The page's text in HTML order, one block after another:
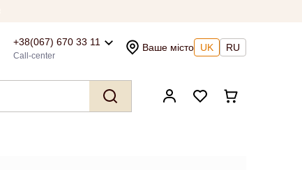
+38(067) 670 33 11
Call-center
Ваше місто UK RU